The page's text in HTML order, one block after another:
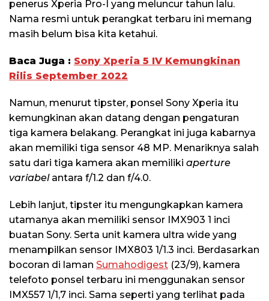
penerus Xperia Pro-I yang meluncur tahun lalu.
Nama resmi untuk perangkat terbaru ini memang
masih belum bisa kita ketahui.
Baca Juga : Sony Xperia 5 IV Kemungkinan
Rilis September 2022
Namun, menurut tipster, ponsel Sony Xperia itu
kemungkinan akan datang dengan pengaturan
tiga kamera belakang. Perangkat ini juga kabarnya
akan memiliki tiga sensor 48 MP. Menariknya salah
satu dari tiga kamera akan memiliki aperture
variabelantara f/1.2 dan f/4.0.
Lebih lanjut, tipster itu mengungkapkan kamera
utamanya akan memiliki sensor IMX903 1 inci
buatan Sony. Serta unit kamera ultra wide yang
menampilkan sensor IMX803 1/1.3 inci. Berdasarkan
bocoran di laman Sumahodigest (23/9), kamera
telefoto ponsel terbaru ini menggunakan sensor
IMX557 1/1,7 inci. Sama seperti yang terlihat pada